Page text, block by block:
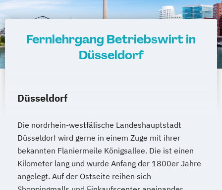
Lernberater/-in + Entwicklungsberatung
NLP Tools in der psychologischen
Beratungspraxis
Paarberater/ -in
Paarberater/-in + Systemische/r Berater/-
Personal Trainer/-in Fachrichtung "Fitness
Personal Trainer/-in mit Fachrichtung
"Lebensmittelunverträglichkeiten"
Personal Trainer/-in mit Zusatzmodul
"Betriebswirtschaft"
Pflanzenkunde in der Ernährung
Fernlehrgang Betriebswirt in
Düsseldorf
Düsseldorf
Die nordrhein-westfälische Landeshauptstadt
Düsseldorf wird gerne in einem Zuge mit ihrer
bekannten Flaniermeile Königsallee. Die ist einen
Kilometer lang und wurde Anfang der 1800er Jahre
angelegt. Auf der Ostseite reihen sich